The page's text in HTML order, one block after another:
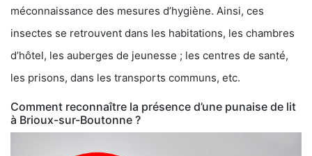
méconnaissance des mesures d’hygiène. Ainsi, ces
insectes se retrouvent dans les habitations, les chambres
d’hôtel, les auberges de jeunesse ; les centres de santé,
les prisons, dans les transports communs, etc.
Comment reconnaître la présence d’une punaise de lit
à Brioux-sur-Boutonne ?